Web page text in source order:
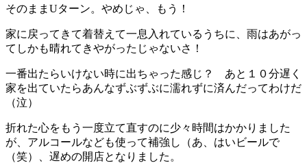
そのままUターン。やめじゃ、もう！
家に戻ってきて着替えて一息入れているうちに、雨はあがっ
てしかも晴れてきやがったじゃないさ！
一番出たらいけない時に出ちゃった感じ？ あと１０分遅く
家を出ていたらあんなずぶずぶに濡れずに済んだってわけだ
（泣）
折れた心をもう一度立て直すのに少々時間はかかりました
が、アルコールなども使って補強し（あ、はいビールで
（笑）、遅めの開店となりました。